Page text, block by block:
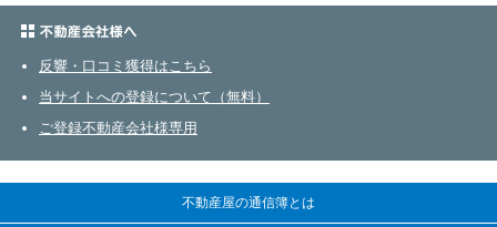
反響・口コミ獲得はこちら
当サイトへの登録について（無料）
ご登録不動産会社様専用
不動産屋の通信簿とは